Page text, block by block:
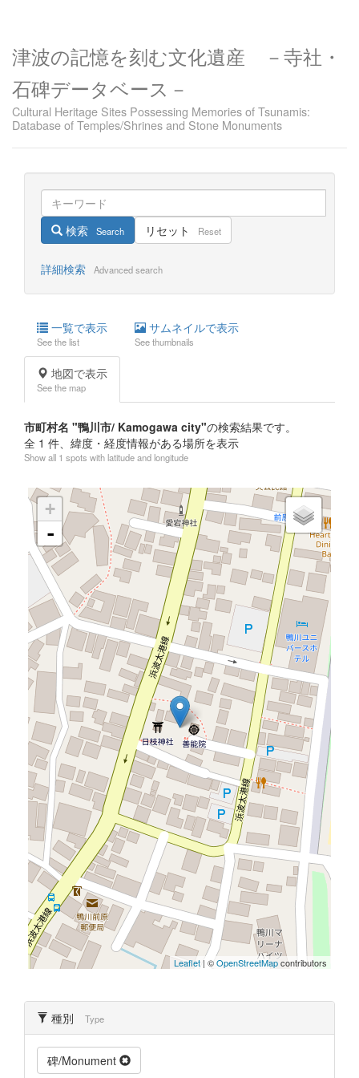
津波の記憶を刻む文化遺産 －寺社・
石碑データベース－
Cultural Heritage Sites Possessing Memories of Tsunamis:
Database of Temples/Shrines and Stone Monuments
検索 Search リセット Reset
詳細検索 Advanced search
一覧で表示
See the list
サムネイルで表示
See thumbnails
地図で表示
See the map
市町村名 "鴨川市/ Kamogawa city"の検索結果です。
全 1 件、緯度・経度情報がある場所を表示
Show all 1 spots with latitude and longitude
+
-
Leaflet | ©OpenStreetMapcontributors
種別 Type
碑/Monument